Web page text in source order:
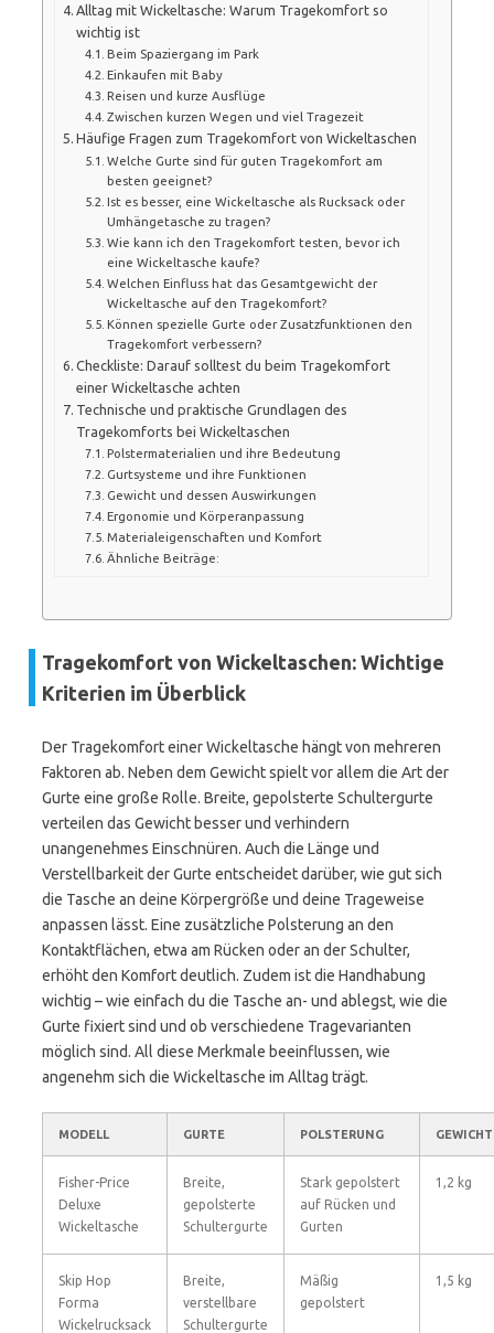
Alltag mit Wickeltasche: Warum Tragekomfort so
wichtig ist
Beim Spaziergang im Park
Einkaufen mit Baby
Reisen und kurze Ausflüge
Zwischen kurzen Wegen und viel Tragezeit
Häufige Fragen zum Tragekomfort von Wickeltaschen
Welche Gurte sind für guten Tragekomfort am
besten geeignet?
Ist es besser, eine Wickeltasche als Rucksack oder
Umhängetasche zu tragen?
Wie kann ich den Tragekomfort testen, bevor ich
eine Wickeltasche kaufe?
Welchen Einfluss hat das Gesamtgewicht der
Wickeltasche auf den Tragekomfort?
Können spezielle Gurte oder Zusatzfunktionen den
Tragekomfort verbessern?
Checkliste: Darauf solltest du beim Tragekomfort
einer Wickeltasche achten
Technische und praktische Grundlagen des
Tragekomforts bei Wickeltaschen
Polstermaterialien und ihre Bedeutung
Gurtsysteme und ihre Funktionen
Gewicht und dessen Auswirkungen
Ergonomie und Körperanpassung
Materialeigenschaften und Komfort
Ähnliche Beiträge:
Tragekomfort von Wickeltaschen: Wichtige
Kriterien im Überblick
Der Tragekomfort einer Wickeltasche hängt von mehreren
Faktoren ab. Neben dem Gewicht spielt vor allem die Art der
Gurte eine große Rolle. Breite, gepolsterte Schultergurte
verteilen das Gewicht besser und verhindern
unangenehmes Einschnüren. Auch die Länge und
Verstellbarkeit der Gurte entscheidet darüber, wie gut sich
die Tasche an deine Körpergröße und deine Trageweise
anpassen lässt. Eine zusätzliche Polsterung an den
Kontaktflächen, etwa am Rücken oder an der Schulter,
erhöht den Komfort deutlich. Zudem ist die Handhabung
wichtig – wie einfach du die Tasche an- und ablegst, wie die
Gurte fixiert sind und ob verschiedene Tragevarianten
möglich sind. All diese Merkmale beeinflussen, wie
angenehm sich die Wickeltasche im Alltag trägt.
MODELL GURTE POLSTERUNG GEWICHT
Fisher-Price
Deluxe
Wickeltasche
Breite,
gepolsterte
Schultergurte
Stark gepolstert
auf Rücken und
Gurten
1,2 kg
Skip Hop
Forma
Wickelrucksack
Breite,
verstellbare
Schultergurte
Mäßig
gepolstert
1,5 kg